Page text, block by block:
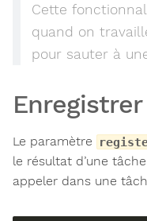
Cette
quand on
pour sauter à
Le paramètre
le résultat d’une
appeler dans une